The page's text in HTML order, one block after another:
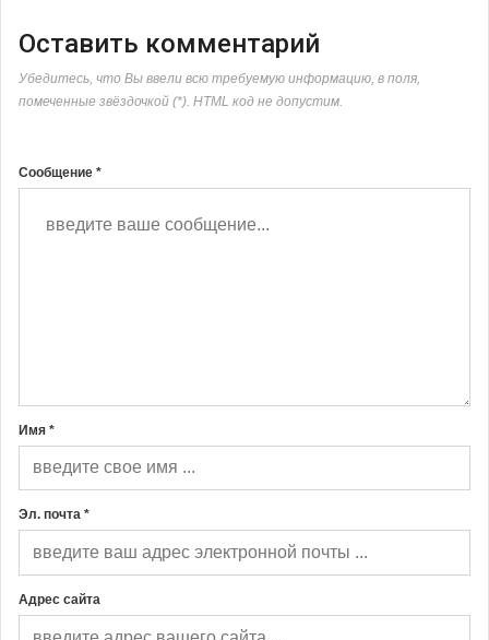
Оставить комментарий
Убедитесь, что Вы ввели всю требуемую информацию, в поля,
помеченные звёздочкой (*). HTML код не допустим.
Сообщение *
Имя *
Эл. почта *
Адрес сайта